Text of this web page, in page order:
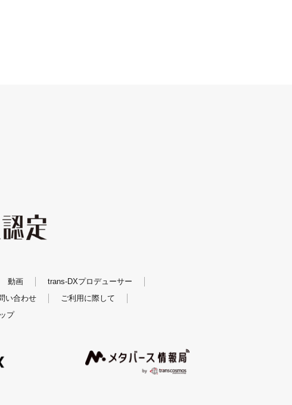
。
動画
trans-DXプロデューサー
い合わせ
ご利用に際して
プ